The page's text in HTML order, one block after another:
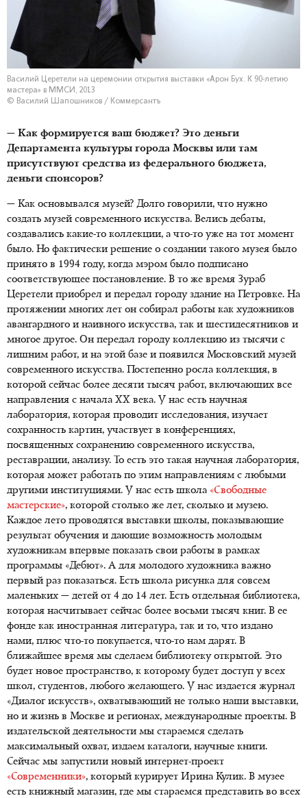
Василий Церетели на церемонии открытия выставки «Арон Бух. К 90-летию
мастера» в ММСИ, 2013
© Василий Шапошников / Коммерсантъ
— Как формируется ваш бюджет? Это деньги
Департамента культуры города Москвы или там
присутствуют средства из федерального бюджета,
деньги спонсоров?
— Как основывался музей? Долго говорили, что нужно
создать музей современного искусства. Велись дебаты,
создавались какие-то коллекции, а что-то уже на тот момент
было. Но фактически решение о создании такого музея было
принято в 1994 году, когда мэром было подписано
соответствующее постановление. В то же время Зураб
Церетели приобрел и передал городу здание на Петровке. На
протяжении многих лет он собирал работы как художников
авангардного и наивного искусства, так и шестидесятников и
многое другое. Он передал городу коллекцию из тысячи с
лишним работ, и на этой базе и появился Московский музей
современного искусства. Постепенно росла коллекция, в
которой сейчас более десяти тысяч работ, включающих все
направления с начала XX века. У нас есть научная
лаборатория, которая проводит исследования, изучает
сохранность картин, участвует в конференциях,
посвященных сохранению современного искусства,
реставрации, анализу. То есть это такая научная лаборатория,
которая может работать по этим направлениям с любыми
другими институциями. У нас есть школа «Свободные
мастерские», которой столько же лет, сколько и музею.
Каждое лето проводятся выставки школы, показывающие
результат обучения и дающие возможность молодым
художникам впервые показать свои работы в рамках
программы «Дебют». А для молодого художника важно
первый раз показаться. Есть школа рисунка для совсем
маленьких — детей от 4 до 14 лет. Есть отдельная библиотека,
которая насчитывает сейчас более восьми тысяч книг. В ее
фонде как иностранная литература, так и то, что издано
нами, плюс что-то покупается, что-то нам дарят. В
ближайшее время мы сделаем библиотеку открытой. Это
будет новое пространство, к которому будет доступ у всех
школ, студентов, любого желающего. У нас издается журнал
«Диалог искусств», охватывающий не только наши выставки,
но и жизнь в Москве и регионах, международные проекты. В
издательской деятельности мы стараемся сделать
максимальный охват, издаем каталоги, научные книги.
Сейчас мы запустили новый интернет-проект
«Современники», который курирует Ирина Кулик. В музее
есть книжный магазин, где мы стараемся представить во всех